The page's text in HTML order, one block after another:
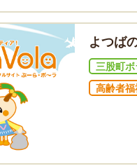
よつば
三股町
高齢者福